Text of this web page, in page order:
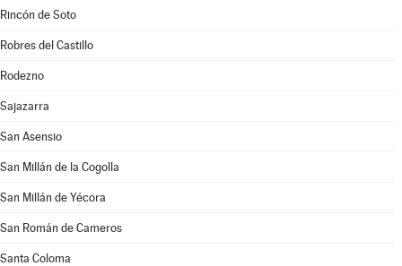
Rincón de Soto
Robres del Castillo
Rodezno
Sajazarra
San Asensio
San Millán de la Cogolla
San Millán de Yécora
San Román de Cameros
Santa Coloma